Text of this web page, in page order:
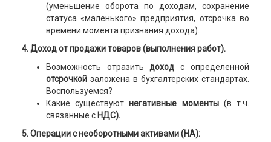
(уменьшение оборота по доходам, сохранение
статуса «маленького» предприятия, отсрочка во
времени момента признания дохода).
4. Доход от продажи товаров (выполнения работ).
Возможность отразитьдоходс определенной
отсрочкой заложена в бухгалтерских стандартах.
Воспользуемся?
Какие существуют негативные моменты(в т.ч.
связанные сНДС).
5. Операции с необоротными активами (НА):